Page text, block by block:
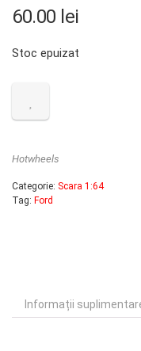
60.00 lei
Stoc epuizat
Hotwheels
Categorie: Scara 1:64
Tag: Ford
Informații